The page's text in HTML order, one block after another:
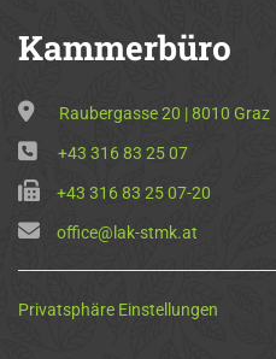
Kammerbüro
Raubergasse 20 | 8010 Graz
+43 316 83 25 07
+43 316 83 25 07-20
office@lak-stmk.at
Privatsphäre Einstellungen